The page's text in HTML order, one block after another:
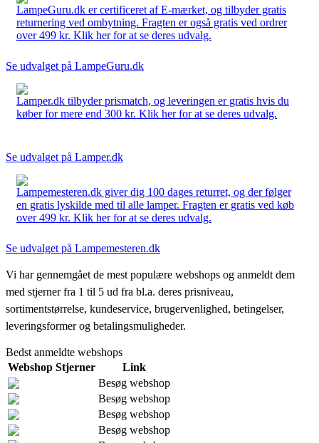
LampeGuru.dk er certificeret af E-mærket, og tilbyder gratis
returnering ved ombytning. Fragten er også gratis ved ordrer
over 499 kr. Klik her for at se deres udvalg.
Se udvalget på LampeGuru.dk
Lamper.dk tilbyder prismatch, og leveringen er gratis hvis du
køber for mere end 300 kr. Klik her for at se deres udvalg.
Se udvalget på Lamper.dk
Lampemesteren.dk giver dig 100 dages returret, og der følger
en gratis lyskilde med til alle lamper. Fragten er gratis ved køb
over 499 kr. Klik her for at se deres udvalg.
Se udvalget på Lampemesteren.dk
Vi har gennemgået de mest populære webshops og anmeldt dem
med stjerner fra 1 til 5 ud fra bl.a. deres prisniveau,
sortimentstørrelse, kundeservice, brugervenlighed, betingelser,
leveringsformer og betalingsmuligheder.
Bedst anmeldte webshops
Webshop Stjerner
Link
Besøg webshop
Besøg webshop
Besøg webshop
Besøg webshop